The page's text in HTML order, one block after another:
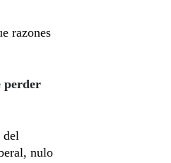
razones
perder
del
nulo